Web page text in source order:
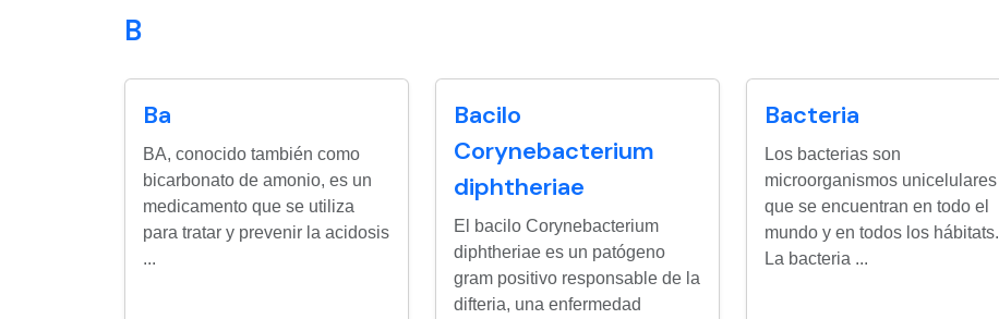
B
Ba
BA, conocido también como
bicarbonato de amonio, es un
medicamento que se utiliza
para tratar y prevenir la acidosis
...
Bacilo
Corynebacterium
diphtheriae
El bacilo Corynebacterium
diphtheriae es un patógeno
gram positivo responsable de la
difteria, una enfermedad
Bacteria
Los bacterias son
microorganismos unicelulares
que se encuentran en todo el
mundo y en todos los hábitats.
La bacteria ...